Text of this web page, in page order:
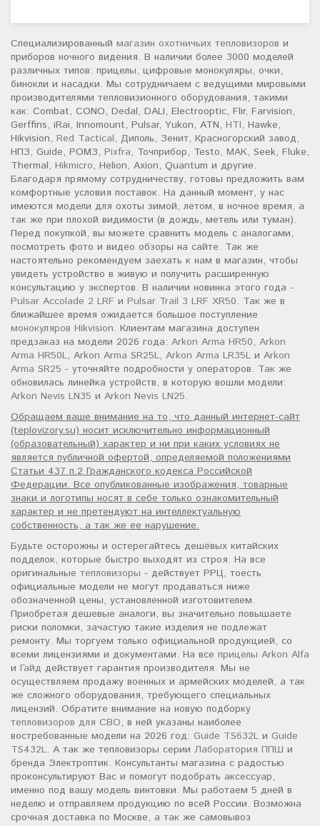
Специализированный магазин охотничьих тепловизоров и
приборов ночного видения. В наличии более 3000 моделей
различных типов: прицелы, цифровые монокуляры, очки,
бинокли и насадки. Мы сотрудничаем с ведущими мировыми
производителями тепловизионного оборудования, такими
как: Combat, CONO, Dedal, DALI, Electrooptic, Flir, Farvision,
Gerffins, iRai, Innomount, Pulsar, Yukon, ATN, HTI, Hawke,
Hikvision, Red Tactical, Диполь, Зенит, Красногорский завод,
НПЗ, Guide, РОМЗ, Pixfra, Точприбор, Testo, MAK, Seek, Fluke,
Thermal, Hikmicro, Helion, Axion, Quantum и другие.
Благодаря прямому сотрудничеству, готовы предложить вам
комфортные условия поставок. На данный момент, у нас
имеются модели для охоты зимой, летом, в ночное время, а
так же при плохой видимости (в дождь, метель или туман).
Перед покупкой, вы можете сравнить модель с аналогами,
посмотреть фото и видео обзоры на сайте. Так же
настоятельно рекомендуем заехать к нам в магазин, чтобы
увидеть устройство в живую и получить расширенную
консультацию у экспертов. В наличии новинка этого года -
Pulsar Accolade 2 LRF и Pulsar Trail 3 LRF XR50. Так же в
ближайшее время ожидается большое поступление
монокуляров Hikvision. Клиентам магазина доступен
предзаказ на модели 2026 года: Arkon Arma HR50, Arkon
Arma HR50L, Arkon Arma SR25L, Arkon Arma LR35L и Arkon
Arma SR25 - уточняйте подробности у операторов. Так же
обновилась линейка устройств, в которую вошли модели:
Arkon Nevis LN35 и Arkon Nevis LN25.
Обращаем ваше внимание на то, что данный интернет-сайт
(teplovizory.su) носит исключительно информационный
(образовательный) характер и ни при каких условиях не
является публичной офертой, определяемой положениями
Статьи 437 п.2 Гражданского кодекса Российской
Федерации. Все опубликованные изображения, товарные
знаки и логотипы носят в себе только ознакомительный
характер и не претендуют на интеллектуальную
собственность, а так же ее нарушение.
Будьте осторожны и остерегайтесь дешёвых китайских
подделок, которые быстро выходят из строя. На все
оригинальные тепловизоры - действует РРЦ, тоесть
официальные модели не могут продаваться ниже
обозначенной цены, установленной изготовителем.
Приобретая дешевые аналоги, вы значительно повышаете
риски поломки, зачастую такие изделия не подлежат
ремонту. Мы торгуем только официальной продукцией, со
всеми лицензиями и документами. На все прицелы Arkon Alfa
и Гайд действует гарантия производителя. Мы не
осуществляем продажу военных и армейских моделей, а так
же сложного оборудования, требующего специальных
лицензий. Обратите внимание на новую подборку
тепловизоров для СВО, в ней указаны наиболее
востребованные модели на 2026 год: Guide TS632L и Guide
TS432L. А так же тепловизоры серии Лаборатория ППШ и
бренда Электроптик. Консультанты магазина с радостью
проконсультируют Вас и помогут подобрать аксессуар,
именно под вашу модель винтовки. Мы работаем 5 дней в
неделю и отправляем продукцию по всей России. Возможна
срочная доставка по Москве, а так же самовывоз